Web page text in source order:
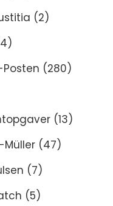
(2)
(280)
(13)
Müller (47)
(7)
(5)